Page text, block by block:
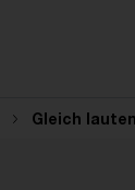
Gleich